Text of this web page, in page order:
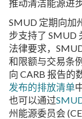
推动清洁能源进
SMUD 定期向加
步支持了 SMUD
法律要求，
和限额与交易条
向 CARB 报告的
发布的排放清单
也可以通过
州能源委员会